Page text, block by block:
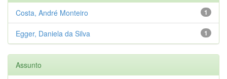
1
Costa, André Monteiro
1
Egger, Daniela da Silva
Assunto